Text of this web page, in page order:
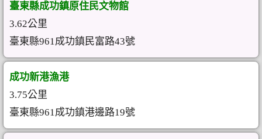
臺東縣成功鎮原住民文物館
3.62公里
臺東縣961成功鎮民富路43號
成功新港漁港
3.75公里
臺東縣961成功鎮港邊路19號